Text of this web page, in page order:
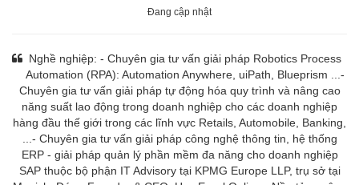
Powerpoint
ACCA
Đang cập nhật
Nghề nghiệp: - Chuyên gia tư vấn giải pháp Robotics Process
Automation (RPA): Automation Anywhere, uiPath, Blueprism ...-
Chuyên gia tư vấn giải pháp tự động hóa quy trình và nâng cao
năng suất lao động trong doanh nghiệp cho các doanh nghiệp
hàng đầu thế giới trong các lĩnh vực Retails, Automobile, Banking,
...- Chuyên gia tư vấn giải pháp công nghệ thông tin, hệ thống
ERP - giải pháp quản lý phần mềm đa năng cho doanh nghiệp
SAP thuộc bộ phận IT Advisory tại KPMG Europe LLP, trụ sở tại